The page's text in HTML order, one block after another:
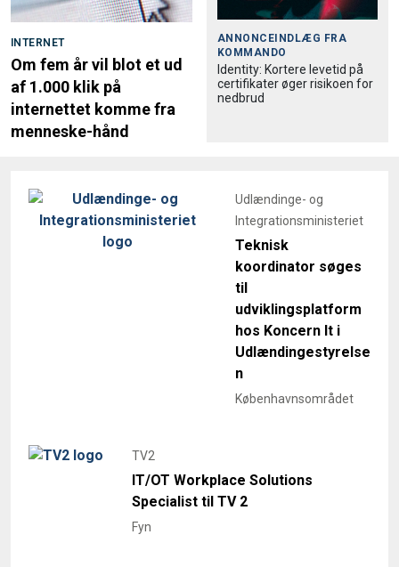
INTERNET
Om fem år vil blot et ud
af 1.000 klik på
internettet komme fra
menneske-hånd
ANNONCEINDLÆG FRA
KOMMANDO
Identity: Kortere levetid på
certifikater øger risikoen for
nedbrud
Udlændinge- og
Integrationsministeriet
Teknisk
koordinator søges
til
udviklingsplatform
hos Koncern It i
Udlændingestyrelse
n
Københavnsområdet
TV2
IT/OT Workplace Solutions
Specialist til TV 2
Fyn